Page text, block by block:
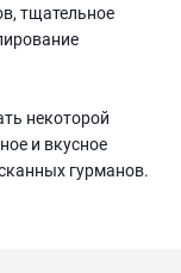
тщательное
некоторой
и вкусное
гурманов.